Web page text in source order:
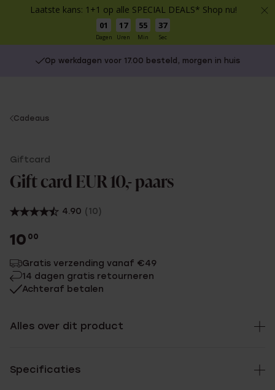
Laatste kans: 1+1 op alle SPECIAL DEALS* Shop nu!
01
Dagen
17
Uren
55
Min
37
Sec
Op werkdagen voor 17.00 besteld, morgen in huis
You
Cadeaus
Giftcard
Gift card EUR 10,- paars
4.90 (10)
10 00
Gratis verzending vanaf €49
14 dagen gratis retourneren
Achteraf betalen
Alles over dit product
Specificaties